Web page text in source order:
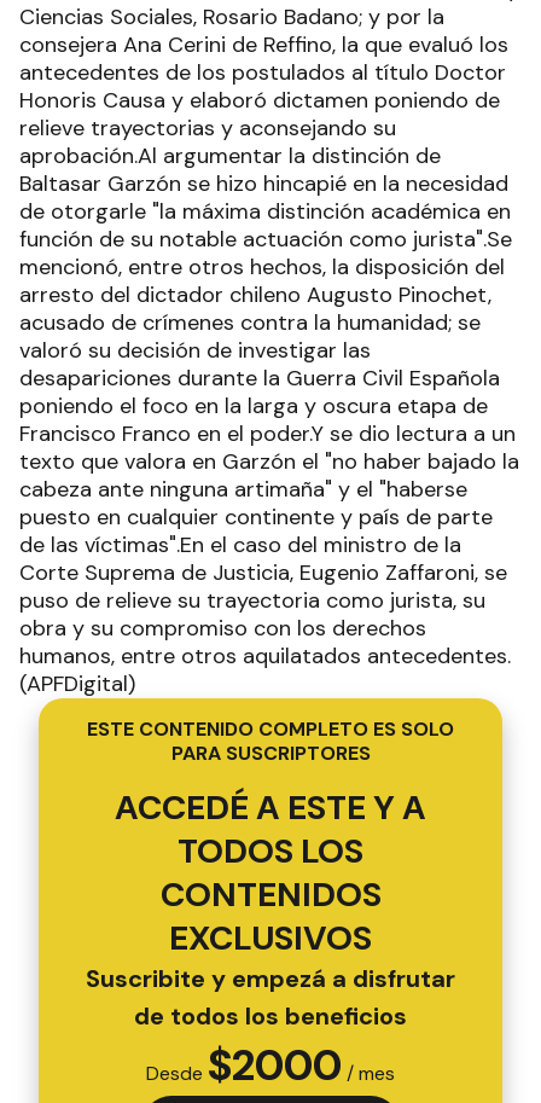
Ciencias Sociales, Rosario Badano; y por la
consejera Ana Cerini de Reffino, la que evaluó los
antecedentes de los postulados al título Doctor
Honoris Causa y elaboró dictamen poniendo de
relieve trayectorias y aconsejando su
aprobación.Al argumentar la distinción de
Baltasar Garzón se hizo hincapié en la necesidad
de otorgarle "la máxima distinción académica en
función de su notable actuación como jurista".Se
mencionó, entre otros hechos, la disposición del
arresto del dictador chileno Augusto Pinochet,
acusado de crímenes contra la humanidad; se
valoró su decisión de investigar las
desapariciones durante la Guerra Civil Española
poniendo el foco en la larga y oscura etapa de
Francisco Franco en el poder.Y se dio lectura a un
texto que valora en Garzón el "no haber bajado la
cabeza ante ninguna artimaña" y el "haberse
puesto en cualquier continente y país de parte
de las víctimas".En el caso del ministro de la
Corte Suprema de Justicia, Eugenio Zaffaroni, se
puso de relieve su trayectoria como jurista, su
obra y su compromiso con los derechos
humanos, entre otros aquilatados antecedentes.
(APFDigital)
ESTE CONTENIDO COMPLETO ES SOLO
PARA SUSCRIPTORES
ACCEDÉ A ESTE Y A
TODOS LOS
CONTENIDOS
EXCLUSIVOS
Suscribite y empezá a disfrutar
de todos los beneficios
Desde $2000 / mes